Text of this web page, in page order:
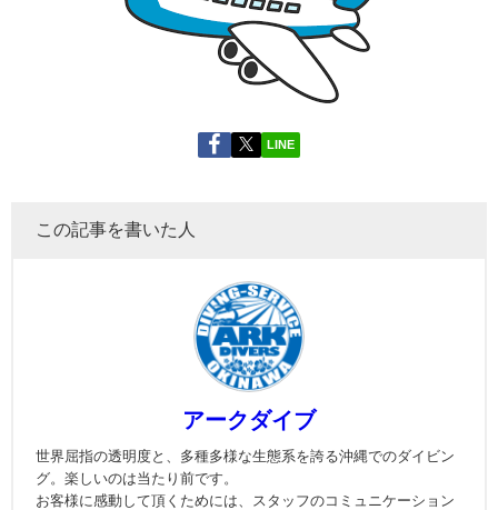
LINE
この記事を書いた人
アークダイブ
世界屈指の透明度と、多種多様な生態系を誇る沖縄でのダイビン
グ。楽しいのは当たり前です。
お客様に感動して頂くためには、スタッフのコミュニケーション